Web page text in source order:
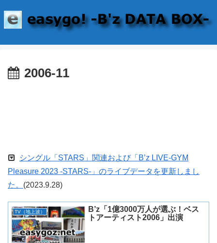
2006-11
シングル「STARS」関連および「B’z LIVE-GYM
Pleasure 2023 -STARS-」のライブデータを更新しまし
た。 (2023.9.28)
TV（地上波）
B’z「1億3000万人が選ぶ！ベス
トアーティスト2006」出演